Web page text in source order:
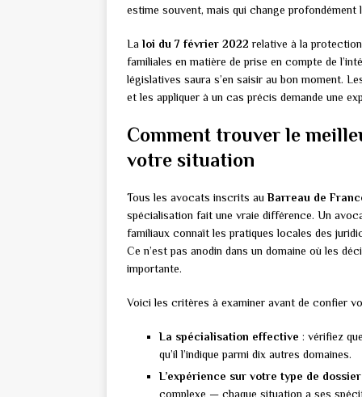
estime souvent, mais qui change profondément
La loi du 7 février 2022 relative à la
familiales en matière de prise en compte de
législatives saura s’en saisir au bon moment.
et les appliquer à un cas précis demande une
Comment trouver le
votre situation
Tous les avocats inscrits auBarreau de
spécialisation fait une vraie différence. Un
familiaux connaît les pratiques locales des
Ce n’est pas anodin dans un domaine où les
importante.
Voici les critères à examiner avant de confier
La spécialisation effective : vérifiez
qu’il l’indique parmi dix autres domaines.
L’expérience sur votre type de dossier
complexe — chaque situation a ses